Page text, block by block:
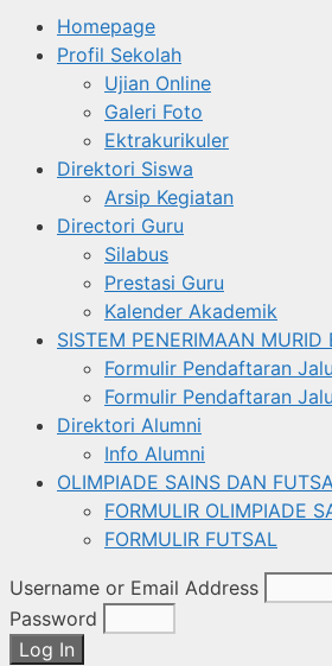
Homepage
Profil Sekolah
Ujian Online
Galeri Foto
Ektrakurikuler
Direktori Siswa
Arsip Kegiatan
Directori Guru
Silabus
Prestasi Guru
Kalender Akademik
SISTEM PENERIMAAN
Formulir Pendaftaran
Formulir Pendaftaran
Direktori Alumni
Info Alumni
OLIMPIADE SAINS DAN
FORMULIR OLIMPIADE
FORMULIR FUTSAL
Username or Email Address
Password
Log In